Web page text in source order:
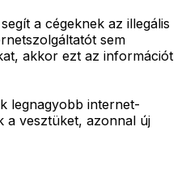
a cégeknek az illegális
sem
akkor ezt az információt
legnagyobb internet-
a vesztüket, azonnal új